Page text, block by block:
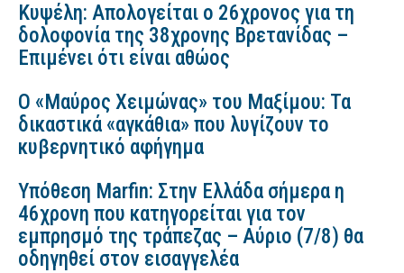
Κυψέλη: Απολογείται ο 26χρονος για τη
δολοφονία της 38χρονης Βρετανίδας –
Επιμένει ότι είναι αθώος
Ο «Μαύρος Χειμώνας» του Μαξίμου: Τα
δικαστικά «αγκάθια» που λυγίζουν το
κυβερνητικό αφήγημα
Υπόθεση Marfin: Στην Ελλάδα σήμερα η
46χρονη που κατηγορείται για τον
εμπρησμό της τράπεζας – Αύριο (7/8) θα
οδηγηθεί στον εισαγγελέα